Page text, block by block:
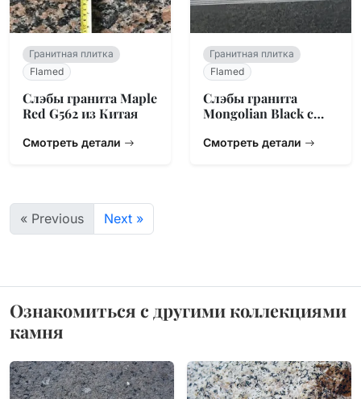
Гранитная плитка
Flamed
Слэбы гранита Maple
Red G562 из Китая
Смотреть детали
Гранитная плитка
Flamed
Слэбы гранита
Mongolian Black с
Смотреть детали
« Previous Next »
Ознакомиться с другими коллекциями
камня